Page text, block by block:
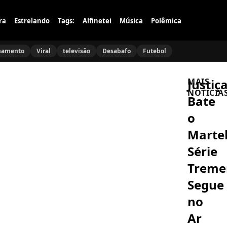
Estrelando Tags: Alfinetei Música Polêmica
Viral televisão Desabafo Futebol
Bate
o
Série
Segue
no
Ar
MAIS
POLÊMICA
Carol
Lekker
se
afasta
do
SBT
após
críticas
Eliana
revela
AÇÕES
SOCIAIS
Inês
Brasil
a
deputada
FAMOSOS
Tiago